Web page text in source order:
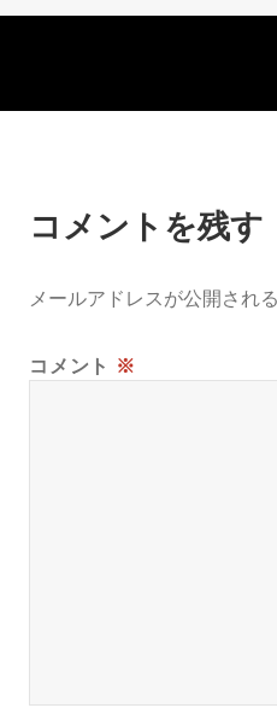
日:
者
コメントを残す
メールアドレスが公開され
コメント ※